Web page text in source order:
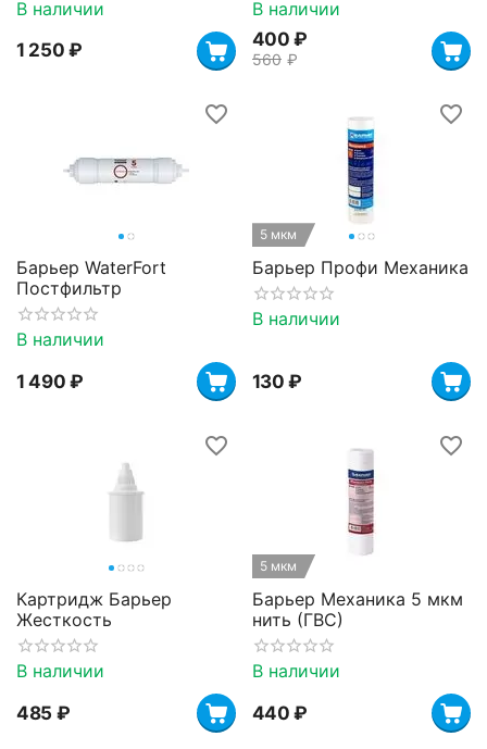
В наличии
1 250 ₽
В наличии
‍400‍ ₽
‍560‍ ₽
Барьер WaterFort
Постфильтр
В наличии
1 490 ₽
5 мкм
Барьер Профи Механика
В наличии
‍130‍ ₽
Картридж Барьер
Жесткость
В наличии
‍485‍ ₽
5 мкм
Барьер Механика 5 мкм
нить (ГВС)
В наличии
‍440‍ ₽